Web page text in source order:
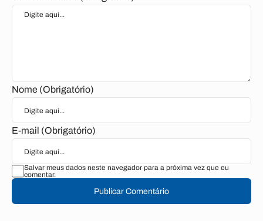
Nome (Obrigatório)
E-mail (Obrigatório)
Salvar meus dados neste navegador para a próxima vez que eu
comentar.
Publicar Comentário